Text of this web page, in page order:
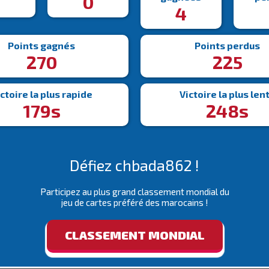
4
Points gagnés
270
Points perdus
225
la plus rapide
179s
Victoire la plus
248s
Défiez chbada862 !
Participez au plus grand classement mondial du
jeu de cartes préféré des marocains !
CLASSEMENT MONDIAL